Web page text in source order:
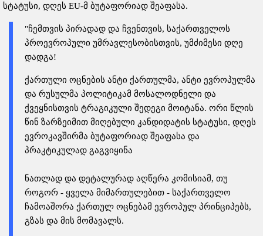
სტატუსი, დღეს EU-მ ბუტაფორიად შეაფასა.
"ჩემთვის პირადად და ჩვენთვის, საქართველოს
პროევროპული უმრავლესობისთვის, უმძიმესი დღე
დადგა!
ქართული ოცნების ანტი ქართულმა, ანტი ევროპულმა
და რუსულმა პოლიტიკამ მოსალოდნელი და
ქვეყნისთვის ტრაგიკული შედეგი მოიტანა. ორი წლის
წინ ზარზეიმით მიღებული კანდიდატის სტატუსი, დღეს
ევროკავშირმა ბუტაფორიად შეაფასა და
პრაკტიკულად გაგვიყინა
ნათლად და დეტალურად აღწერა კომისიამ, თუ
როგორ - ყველა მიმართულებით - საქართველო
ჩამოაშორა ქართულ ოცნებამ ევროპულ პრინციპებს,
გზას და მის მომავალს.